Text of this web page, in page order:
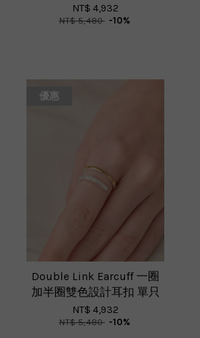
NT$ 4,932
NT$ 5,480 -10%
優惠
Double Link Earcuff 一圈
加半圈雙色設計耳扣 單只
NT$ 4,932
NT$ 5,480 -10%